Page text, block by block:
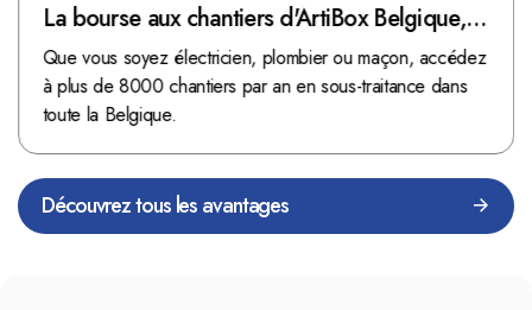
La bourse aux chantiers d'ArtiBox Belgique,
véritable mine d'or !
Que vous soyez électricien, plombier ou maçon, accédez
à plus de 8000 chantiers par an en sous-traitance dans
toute la Belgique.
Découvrez tous les avantages